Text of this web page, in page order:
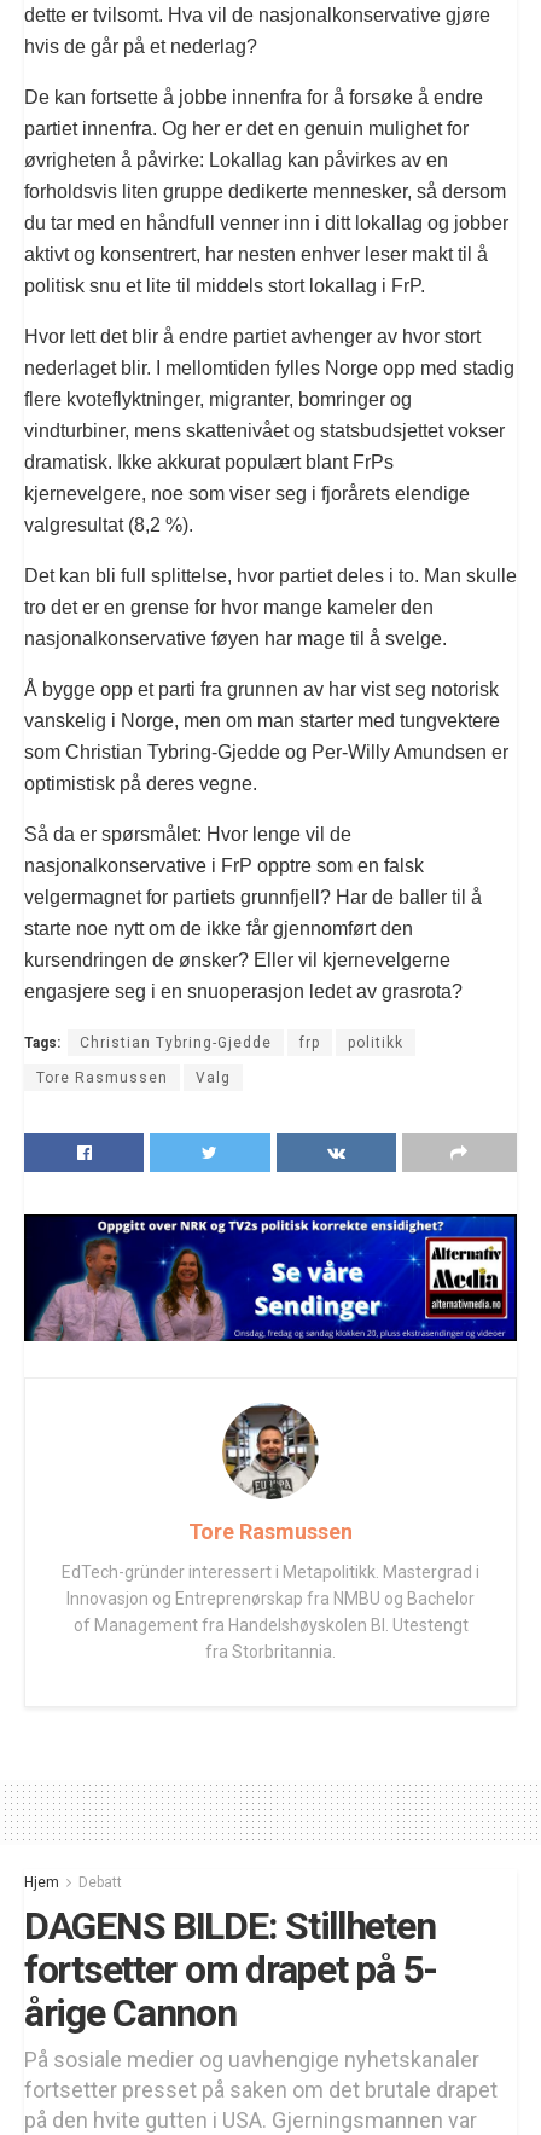
dette er tvilsomt. Hva vil de nasjonalkonservative gjøre
hvis de går på et nederlag?
De kan fortsette å jobbe innenfra for å forsøke å endre
partiet innenfra. Og her er det en genuin mulighet for
øvrigheten å påvirke: Lokallag kan påvirkes av en
forholdsvis liten gruppe dedikerte mennesker, så dersom
du tar med en håndfull venner inn i ditt lokallag og jobber
aktivt og konsentrert, har nesten enhver leser makt til å
politisk snu et lite til middels stort lokallag i FrP.
Hvor lett det blir å endre partiet avhenger av hvor stort
nederlaget blir. I mellomtiden fylles Norge opp med stadig
flere kvoteflyktninger, migranter, bomringer og
vindturbiner, mens skattenivået og statsbudsjettet vokser
dramatisk. Ikke akkurat populært blant FrPs
kjernevelgere, noe som viser seg i fjorårets elendige
valgresultat (8,2 %).
Det kan bli full splittelse, hvor partiet deles i to. Man skulle
tro det er en grense for hvor mange kameler den
nasjonalkonservative føyen har mage til å svelge.
Å bygge opp et parti fra grunnen av har vist seg notorisk
vanskelig i Norge, men om man starter med tungvektere
som Christian Tybring-Gjedde og Per-Willy Amundsen er
optimistisk på deres vegne.
Så da er spørsmålet: Hvor lenge vil de
nasjonalkonservative i FrP opptre som en falsk
velgermagnet for partiets grunnfjell? Har de baller til å
starte noe nytt om de ikke får gjennomført den
kursendringen de ønsker? Eller vil kjernevelgerne
engasjere seg i en snuoperasjon ledet av grasrota?
Tags: Christian Tybring-Gjedde frp politikk
Tore Rasmussen Valg
Tore Rasmussen
EdTech-gründer interessert i Metapolitikk. Mastergrad i
Innovasjon og Entreprenørskap fra NMBU og Bachelor
of Management fra Handelshøyskolen BI. Utestengt
fra Storbritannia.
Hjem Debatt
DAGENS BILDE: Stillheten
fortsetter om drapet på 5-
årige Cannon
På sosiale medier og uavhengige nyhetskanaler
fortsetter presset på saken om det brutale drapet
på den hvite gutten i USA. Gjerningsmannen var